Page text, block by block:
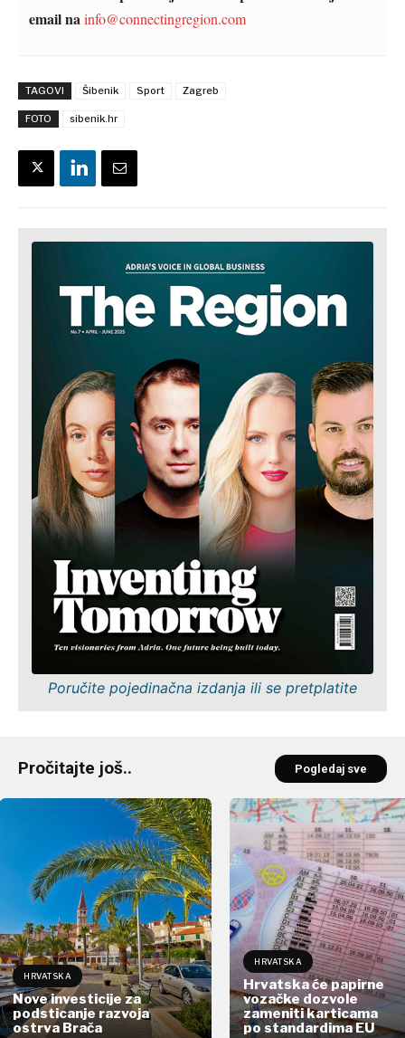
email nainfo@connectingregion.com
TAGOVI Šibenik Sport Zagreb
FOTO sibenik.hr
Poručite pojedinačna izdanja ili se pretplatite
Pročitajte još.. Pogledaj sve
HRVATSKA
Nove investicije za
podsticanje razvoja
ostrva Brača
HRVATSKA
Hrvatska će papirne
vozačke dozvole
zameniti karticama
po standardima EU